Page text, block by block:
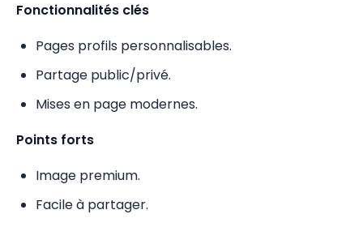
Fonctionnalités clés
Pages profils personnalisables.
Partage public/privé.
Mises en page modernes.
Points forts
Image premium.
Facile à partager.